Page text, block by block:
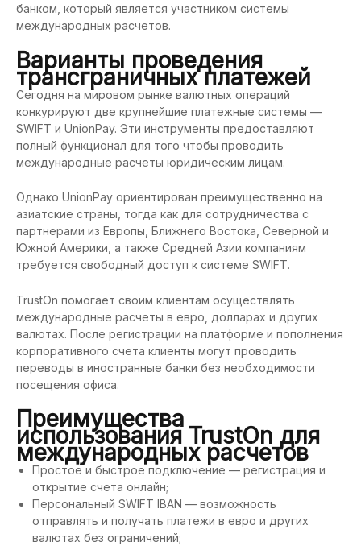
банком, который является участником системы
международных расчетов.
Варианты проведения
трансграничных платежей
Сегодня на мировом рынке валютных операций
конкурируют две крупнейшие платежные системы —
SWIFT и UnionPay. Эти инструменты предоставляют
полный функционал для того чтобы проводить
международные расчеты юридическим лицам.
Однако UnionPay ориентирован преимущественно на
азиатские страны, тогда как для сотрудничества с
партнерами из Европы, Ближнего Востока, Северной и
Южной Америки, а также Средней Азии компаниям
требуется свободный доступ к системе SWIFT.
TrustOn помогает своим клиентам осуществлять
международные расчеты в евро, долларах и других
валютах. После регистрации на платформе и пополнения
корпоративного счета клиенты могут проводить
переводы в иностранные банки без необходимости
посещения офиса.
Преимущества
использования TrustOn для
международных расчетов
Простое и быстрое подключение — регистрация и
открытие счета онлайн;
Персональный SWIFT IBAN — возможность
отправлять и получать платежи в евро и других
валютах без ограничений;